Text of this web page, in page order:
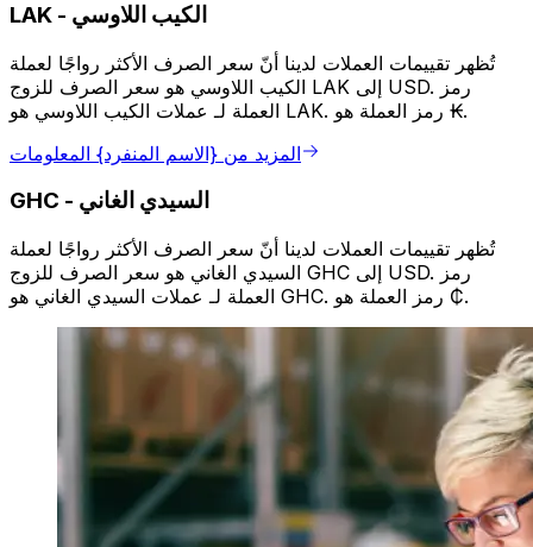
LAK - الكيب اللاوسي
تُظهر تقييمات العملات لدينا أنّ سعر الصرف الأكثر رواجًا لعملة
الكيب اللاوسي هو سعر الصرف للزوج LAK إلى USD. رمز
العملة لـ عملات الكيب اللاوسي هو LAK. رمز العملة هو ₭.
المزيد من {الاسم المنفرد} المعلومات
GHC - السيدي الغاني
تُظهر تقييمات العملات لدينا أنّ سعر الصرف الأكثر رواجًا لعملة
السيدي الغاني هو سعر الصرف للزوج GHC إلى USD. رمز
العملة لـ عملات السيدي الغاني هو GHC. رمز العملة هو ₵.